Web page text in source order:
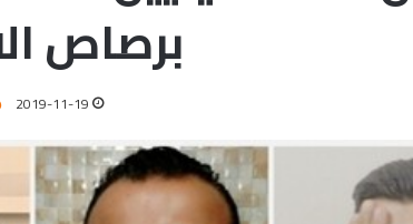
برصاص
2019-11-19